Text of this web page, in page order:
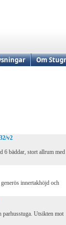
Om
v2
6 bäddar, stort allrum med
innertakhöjd och
parhusstuga. Utsikten mot